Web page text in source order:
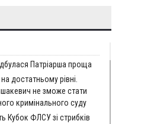
Патріарша проща
достатньому рівні.
не зможе стати
кримінального суду
Кубок ФЛСУ зі стрибків